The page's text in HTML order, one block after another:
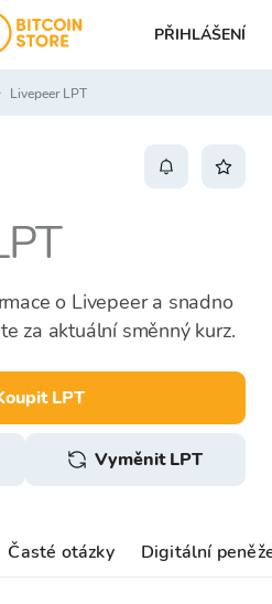
PŘIHLÁŠENÍ
Livepeer LPT
o Livepeer a snadno
za aktuální směnný kurz.
koupit LPT
Vyměnit LPT
Časté otázky Digitální